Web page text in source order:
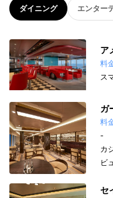
ダイニング エンター
ア
料
ス
ガ
料
-
カ
ビ
セ